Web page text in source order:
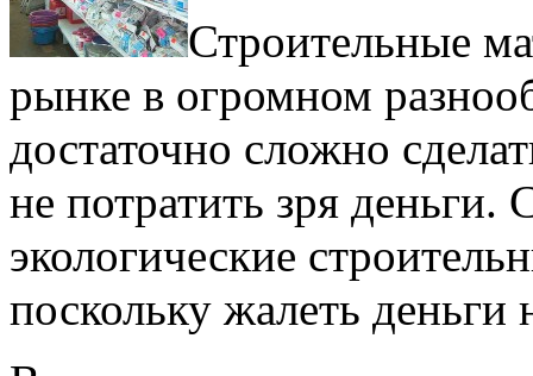
Строительные
рынке в огромном
достаточно сложно
не потратить зря
экологические
поскольку жалеть деньги